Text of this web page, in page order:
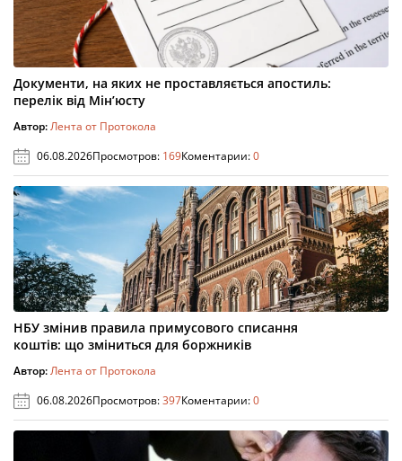
Документи, на яких не проставляється апостиль:
перелік від Мін’юсту
Автор:Лента от Протокола
06.08.2026Просмотров: 169Коментарии:0
НБУ змінив правила примусового списання
коштів: що зміниться для боржників
Автор:Лента от Протокола
06.08.2026Просмотров:397Коментарии:0